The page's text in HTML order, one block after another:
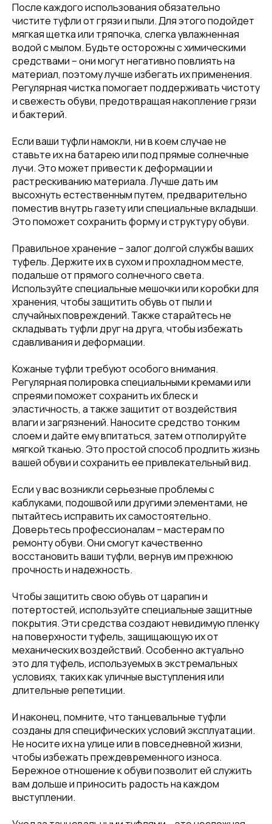
После каждого использования обязательно
чистите туфли от грязи и пыли. Для этого подойдет
мягкая щетка или тряпочка, слегка увлажненная
водой с мылом. Будьте осторожны с химическими
средствами – они могут негативно повлиять на
материал, поэтому лучше избегать их применения.
Регулярная чистка помогает поддерживать чистоту
и свежесть обуви, предотвращая накопление грязи
и бактерий.
Если ваши туфли намокли, ни в коем случае не
ставьте их на батарею или под прямые солнечные
лучи. Это может привести к деформации и
растрескиванию материала. Лучше дать им
высохнуть естественным путем, предварительно
поместив внутрь газету или специальные вкладыши.
Это поможет сохранить форму и структуру обуви.
Правильное хранение – залог долгой службы ваших
туфель. Держите их в сухом и прохладном месте,
подальше от прямого солнечного света.
Используйте специальные мешочки или коробки для
хранения, чтобы защитить обувь от пыли и
случайных повреждений. Также старайтесь не
складывать туфли друг на друга, чтобы избежать
сдавливания и деформации.
Кожаные туфли требуют особого внимания.
Регулярная полировка специальными кремами или
спреями поможет сохранить их блеск и
эластичность, а также защитит от воздействия
влаги и загрязнений. Наносите средство тонким
слоем и дайте ему впитаться, затем отполируйте
мягкой тканью. Это простой способ продлить жизнь
вашей обуви и сохранить ее привлекательный вид.
Если у вас возникли серьезные проблемы с
каблуками, подошвой или другими элементами, не
пытайтесь исправить их самостоятельно.
Доверьтесь профессионалам – мастерам по
ремонту обуви. Они смогут качественно
восстановить ваши туфли, вернув им прежнюю
прочность и надежность.
Чтобы защитить свою обувь от царапин и
потертостей, используйте специальные защитные
покрытия. Эти средства создают невидимую пленку
на поверхности туфель, защищающую их от
механических воздействий. Особенно актуально
это для туфель, используемых в экстремальных
условиях, таких как уличные выступления или
длительные репетиции.
И наконец, помните, что танцевальные туфли
созданы для специфических условий эксплуатации.
Не носите их на улице или в повседневной жизни,
чтобы избежать преждевременного износа.
Бережное отношение к обуви позволит ей служить
вам дольше и приносить радость на каждом
выступлении.